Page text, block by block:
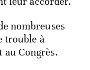
nombreuses
trouble à
au Congrès.